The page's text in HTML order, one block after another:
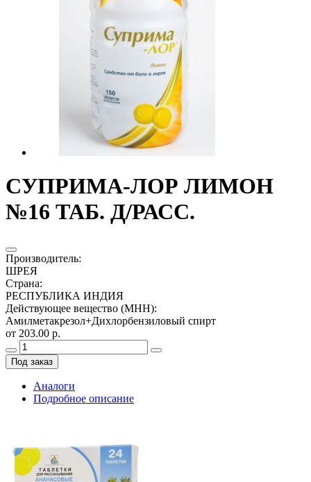
СУПРИМА-ЛОР ЛИМОН
№16 ТАБ. Д/РАСС.
Производитель:
ШРЕЯ
Страна:
РЕСПУБЛИКА ИНДИЯ
Действующее вещество (МНН):
Амилметакрезол+Дихлорбензиловый спирт
от 203.00 р.
Под заказ
Аналоги
Подробное описание